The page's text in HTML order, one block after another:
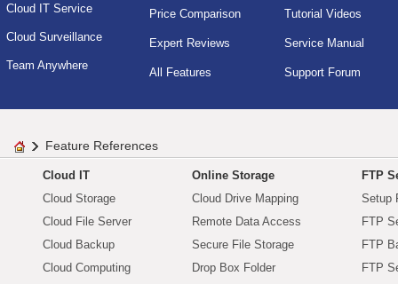
Cloud IT Service
Cloud Surveillance
Team Anywhere
Price Comparison
Expert Reviews
All Features
Tutorial Videos
Service Manual
Support Forum
Feature References
Cloud IT
Cloud Storage
Cloud File Server
Cloud Backup
Cloud Computing
Online Storage
Cloud Drive Mapping
Remote Data Access
Secure File Storage
Drop Box Folder
FTP
Setup
FTP
FTP
FTP